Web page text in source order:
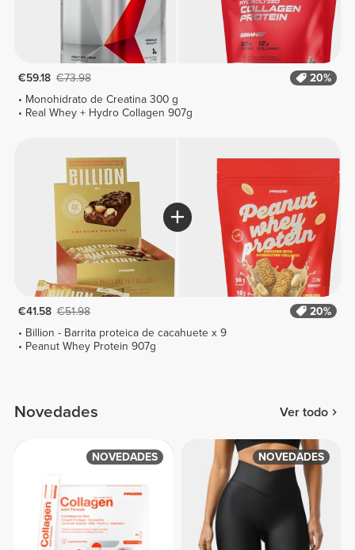
€59.18 €73.98
20%
Monohidrato de Creatina 300 g
Real Whey + Hydro Collagen 907g
€41.58 €51.98
20%
Billion - Barrita proteica de cacahuete x 9
Peanut Whey Protein 907g
Novedades Ver todo
NOVEDADES NOVEDADES